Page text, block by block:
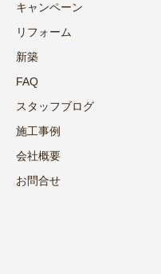
キャンペーン
リフォーム
新築
FAQ
スタッフブログ
施工事例
会社概要
お問合せ